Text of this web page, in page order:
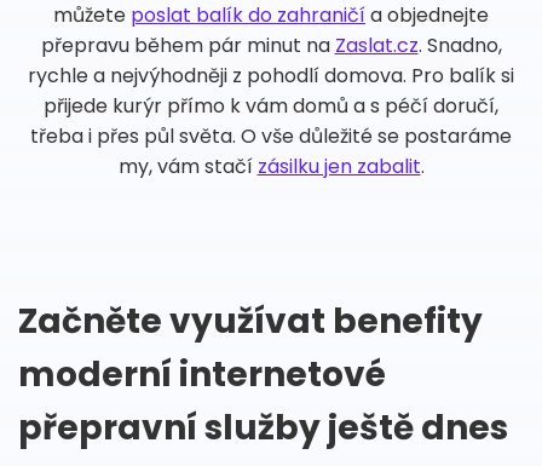
můžete poslat balík do zahraničía objednejte
přepravu během pár minut na Zaslat.cz. Snadno,
rychle a nejvýhodněji z pohodlí domova. Pro balík si
přijede kurýr přímo k vám domů a s péčí doručí,
třeba i přes půl světa. O vše důležité se postaráme
my, vám stačí zásilku jen zabalit.
Začněte využívat benefity
moderní internetové
přepravní služby ještě dnes